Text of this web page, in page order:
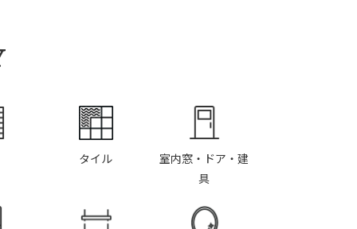
タイル
室内窓・ドア・建
具